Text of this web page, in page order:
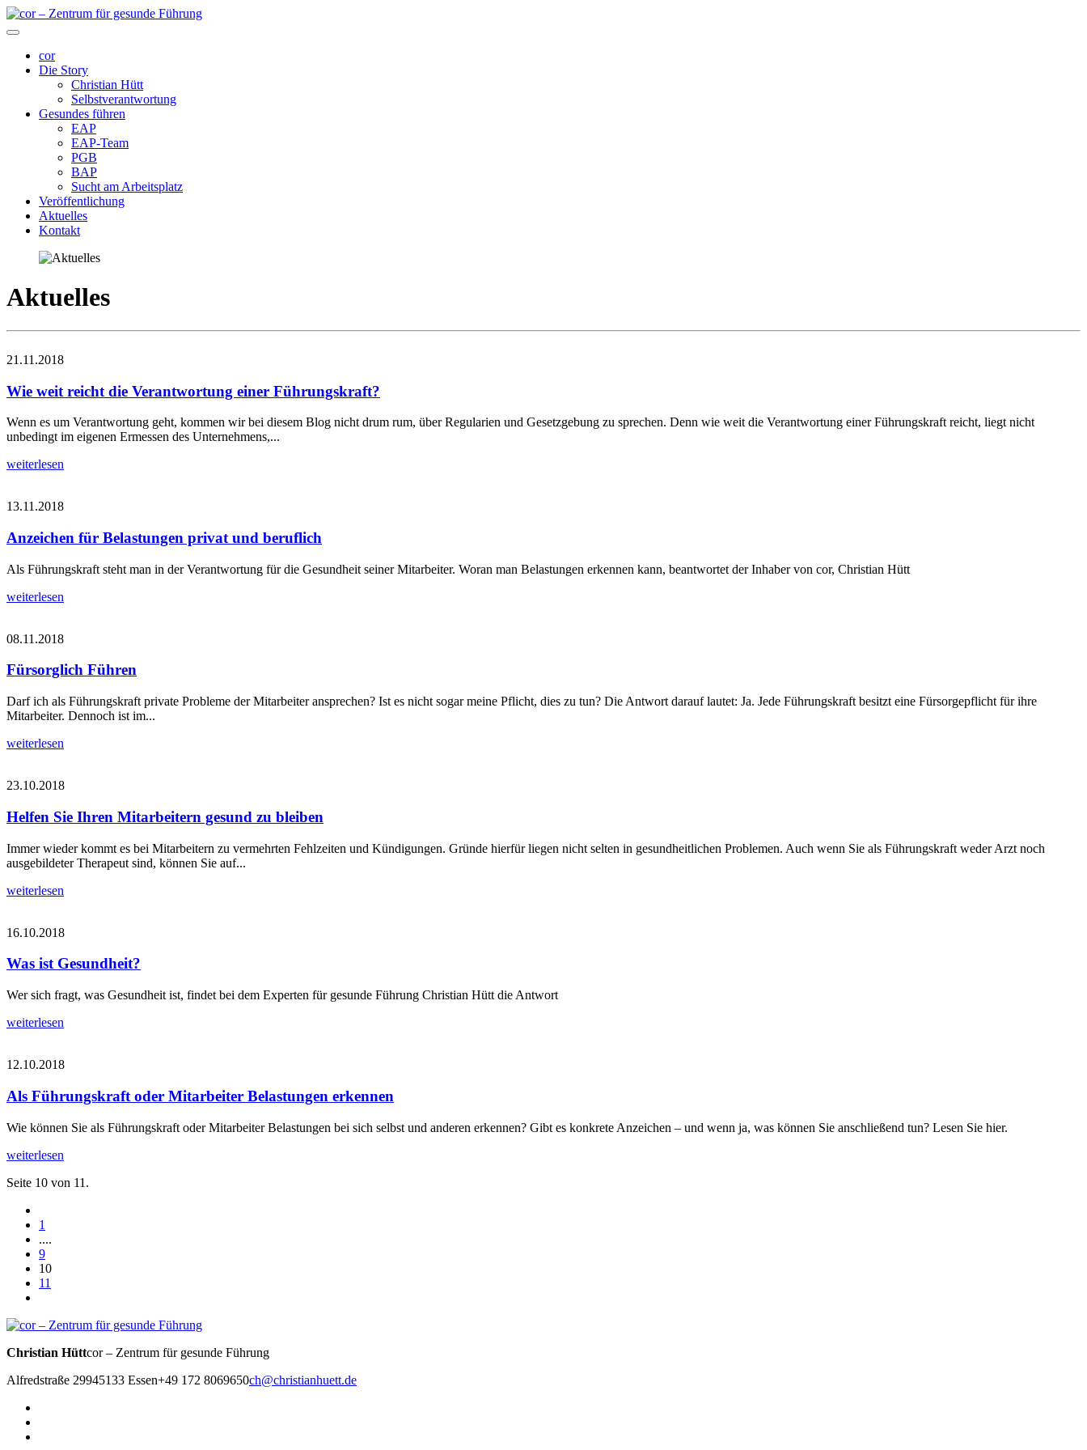
cor
Die Story
Christian Hütt
Selbstverantwortung
Gesundes führen
EAP
EAP-Team
PGB
BAP
Sucht am Arbeitsplatz
Veröffentlichung
Aktuelles
Kontakt
Aktuelles
21.11.2018
Wie weit reicht die Verantwortung einer Führungskraft?
Wenn es um Verantwortung geht, kommen wir bei diesem Blog nicht drum rum, über Regularien und Gesetzgebung zu sprechen. Denn wie weit die Verantwortung einer Führungskraft reicht, liegt nicht
unbedingt im eigenen Ermessen des Unternehmens,...
weiterlesen
13.11.2018
Anzeichen für Belastungen privat und beruflich
Als Führungskraft steht man in der Verantwortung für die Gesundheit seiner Mitarbeiter. Woran man Belastungen erkennen kann, beantwortet der Inhaber von cor, Christian Hütt
weiterlesen
08.11.2018
Fürsorglich Führen
Darf ich als Führungskraft private Probleme der Mitarbeiter ansprechen? Ist es nicht sogar meine Pflicht, dies zu tun? Die Antwort darauf lautet: Ja. Jede Führungskraft besitzt eine Fürsorgepflicht für ihre
Mitarbeiter. Dennoch ist im...
weiterlesen
23.10.2018
Helfen Sie Ihren Mitarbeitern gesund zu bleiben
Immer wieder kommt es bei Mitarbeitern zu vermehrten Fehlzeiten und Kündigungen. Gründe hierfür liegen nicht selten in gesundheitlichen Problemen. Auch wenn Sie als Führungskraft weder Arzt noch
ausgebildeter Therapeut sind, können Sie auf...
weiterlesen
16.10.2018
Was ist Gesundheit?
Wer sich fragt, was Gesundheit ist, findet bei dem Experten für gesunde Führung Christian Hütt die Antwort
weiterlesen
12.10.2018
Als Führungskraft oder Mitarbeiter Belastungen erkennen
Wie können Sie als Führungskraft oder Mitarbeiter Belastungen bei sich selbst und anderen erkennen? Gibt es konkrete Anzeichen – und wenn ja, was können Sie anschließend tun? Lesen Sie hier.
weiterlesen
Seite 10 von 11.
1
....
9
10
11
Christian Hüttcor – Zentrum für gesunde Führung
Alfredstraße 29945133 Essen+49 172 8069650ch@christianhuett.de